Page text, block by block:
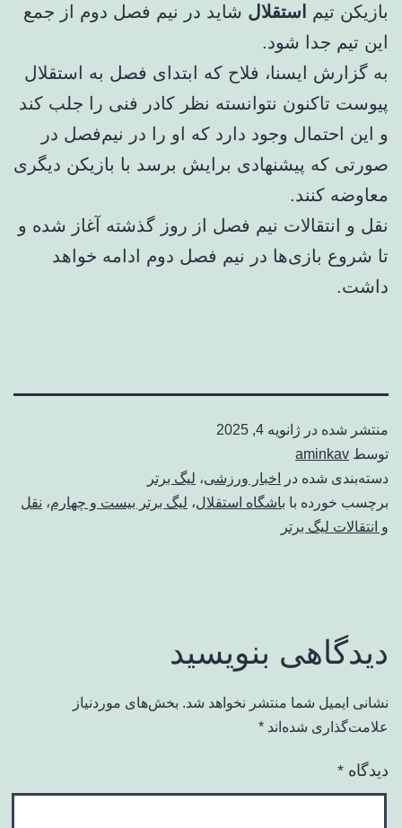
بازیکن تیم
استقلال شاید در نیم فصل دوم از جمع
این تیم جدا شود.
به گزارش ایسنا، فلاح که ابتدای فصل به استقلال
پیوست تاکنون نتوانسته نظر کادر فنی را جلب کند
و این احتمال وجود دارد که او را در نیم‌فصل در
صورتی که پیشنهادی برایش برسد با بازیکن دیگری
معاوضه کنند.
نقل و انتقالات نیم فصل از روز گذشته آغاز شده و
تا شروع بازی‌ها در نیم فصل دوم ادامه خواهد
داشت.
منتشر شده در ژانویه 4, 2025
توسط aminkav
دسته‌بندی شده در
اخبار ورزشی، لیگ برتر
برچسب خورده با باشگاه استقلال، لیگ برتر بیست و چهارم، نقل
و انتقالات لیگ برتر
دیدگاهی بنویسید
نشانی ایمیل شما منتشر نخواهد شد. بخش‌های موردنیاز
علامت‌گذاری شده‌اند *
دیدگاه *